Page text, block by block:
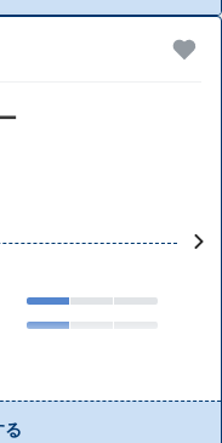
る